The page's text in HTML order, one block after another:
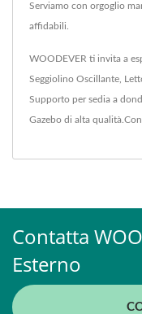
Serviamo con orgoglio
affidabili.
WOODEVER ti invita a
Seggiolino Oscillante
Supporto per sedia a
Gazebo di alta qualità.
Contatta
Esterno